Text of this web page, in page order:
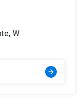
W.
arrow_forward